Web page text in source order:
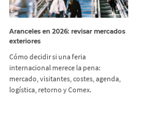
Aranceles en 2026: revisar mercados
exteriores
Cómo decidir si una feria
internacional merece la pena:
mercado, visitantes, costes, agenda,
logística, retorno y Comex.